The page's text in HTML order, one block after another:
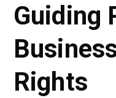
Guiding
Rights